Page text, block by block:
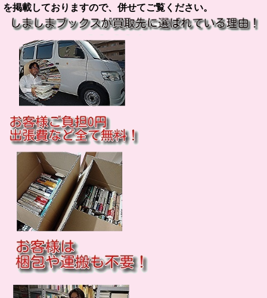
を掲載しておりますので、併せてご覧ください。